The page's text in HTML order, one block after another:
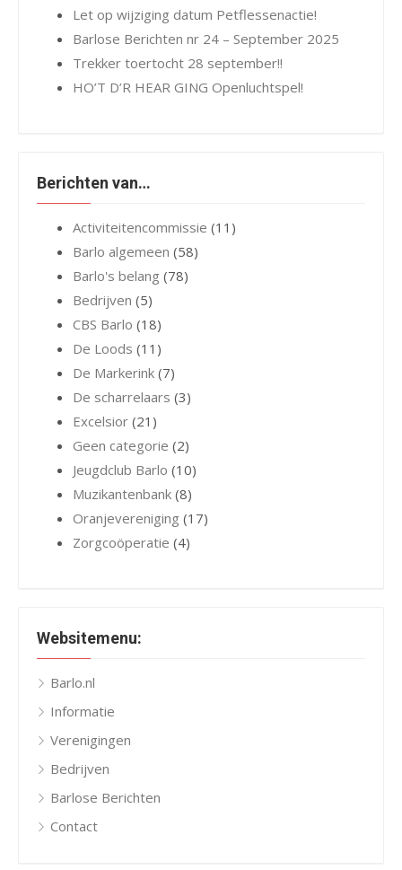
Let op wijziging datum Petflessenactie!
Barlose Berichten nr 24 – September 2025
Trekker toertocht 28 september!!
HO’T D’R HEAR GING Openluchtspel!
Berichten van…
Activiteitencommissie (11)
Barlo algemeen (58)
Barlo's belang (78)
Bedrijven (5)
CBS Barlo (18)
De Loods (11)
De Markerink (7)
De scharrelaars (3)
Excelsior (21)
Geen categorie (2)
Jeugdclub Barlo (10)
Muzikantenbank (8)
Oranjevereniging (17)
Zorgcoöperatie (4)
Websitemenu:
Barlo.nl
Informatie
Verenigingen
Bedrijven
Barlose Berichten
Contact